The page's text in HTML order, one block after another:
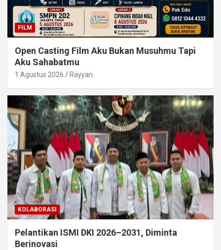
FILM
Open Casting Film Aku Bukan Musuhmu Tapi
Aku Sahabatmu
1 Agustus 2026 Rayyan
KOLABORASI
Pelantikan ISMI DKI 2026–2031, Diminta
Berinovasi